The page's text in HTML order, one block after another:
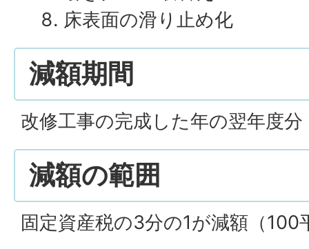
床表面の滑り止め化
減額期間
改修工事の完成した年の翌年度
減額の範囲
固定資産税の3分の1が減額（100